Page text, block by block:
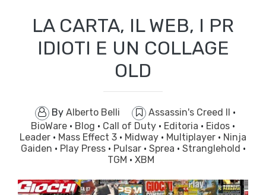
LA CARTA, IL WEB, I PR
IDIOTI E UN COLLAGE
OLD
By Alberto Belli Assassin's Creed II ·
BioWare · Blog · Call of Duty · Editoria · Eidos ·
Leader · Mass Effect 3 · Midway · Multiplayer · Ninja
Gaiden · Play Press · Pulsar · Sprea · Stranglehold ·
TGM · XBM